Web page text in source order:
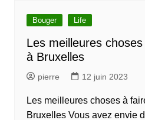
Bouger Life
Les meilleures
à Bruxelles
pierre 12 juin 2023
Les meilleures choses à
Bruxelles Vous avez envie